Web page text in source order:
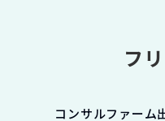
フ
コンサルファーム